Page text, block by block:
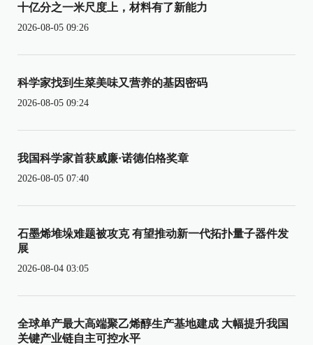
十亿分之一米尺度上，材料有了新能力
2026-08-05 09:26
科学家找到生菜美味又营养的基因密码
2026-08-05 09:24
我国科学家首获威廉·诺德伯格奖章
2026-08-05 07:40
石墨烯堆垛难题被攻克 有望推动新一代拓扑量子器件发
展
2026-08-04 03:05
全球单产最大高端聚乙烯醇生产基地建成 大幅提升我国
关键产业链自主可控水平